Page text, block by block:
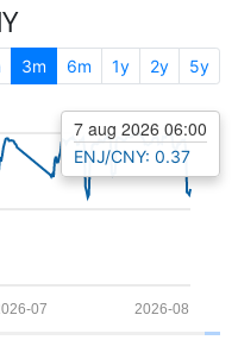
3m 6m 1y 2y 5y
2026-08
07
7 aug 2026 06:00
ENJ/CNY: 0.37